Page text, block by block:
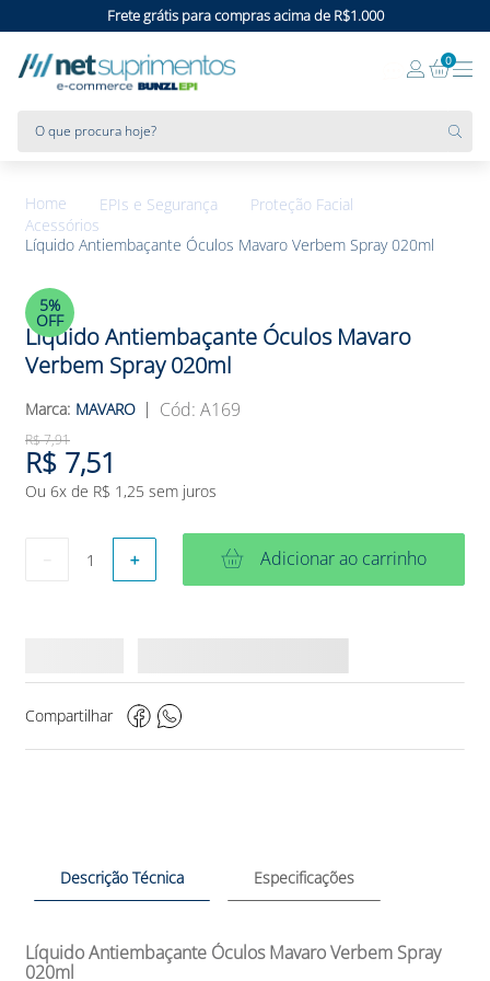
Frete grátis para compras acima de R$1.000
0
EPIs e Segurança
Proteção Facial
Acessórios
Líquido Antiembaçante Óculos Mavaro Verbem Spray 020ml
5%
OFF
Líquido Antiembaçante Óculos Mavaro
Verbem Spray 020ml
MAVARO : A169
R$7,91
R$ 7,51
Ou 6x de R$ 1 ,25 sem juros
＋ Adicionar ao carrinho
Compartilhar
Descrição Técnica Especificações
Líquido Antiembaçante Óculos Mavaro Verbem Spray
020ml